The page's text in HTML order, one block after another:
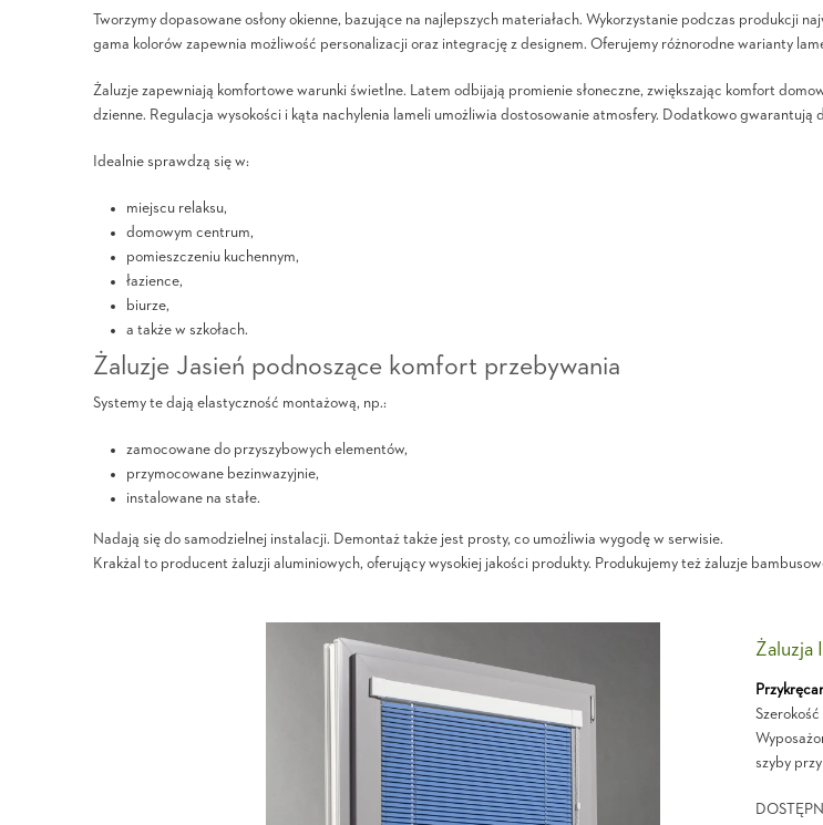
Tworzymy dopasowane osłony okienne, bazujące na najlepszych materiałach. Wykorzystanie podczas produkcji
gama kolorów zapewnia możliwość personalizacji oraz integrację z designem. Oferujemy różnorodne warianty
Żaluzje zapewniają komfortowe warunki świetlne. Latem odbijają promienie słoneczne, zwiększając komfort
dzienne. Regulacja wysokości i kąta nachylenia lameli umożliwia dostosowanie atmosfery. Dodatkowo gwarantują
Idealnie sprawdzą się w:
miejscu relaksu,
domowym centrum,
pomieszczeniu kuchennym,
łazience,
biurze,
a także w szkołach.
Żaluzje Jasień podnoszące komfort przebywania
Systemy te dają elastyczność montażową, np.:
zamocowane do przyszybowych elementów,
przymocowane bezinwazyjnie,
instalowane na stałe.
Nadają się do samodzielnej instalacji. Demontaż także jest prosty, co umożliwia wygodę w serwisie.
Krakżal to producent żaluzji aluminiowych, oferujący wysokiej jakości produkty. Produkujemy też żaluzje
Żaluzja
Szerokość
szyby